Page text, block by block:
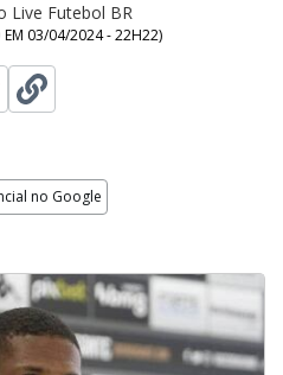
Live Futebol BR
03/04/2024 - 22H22)
no Google